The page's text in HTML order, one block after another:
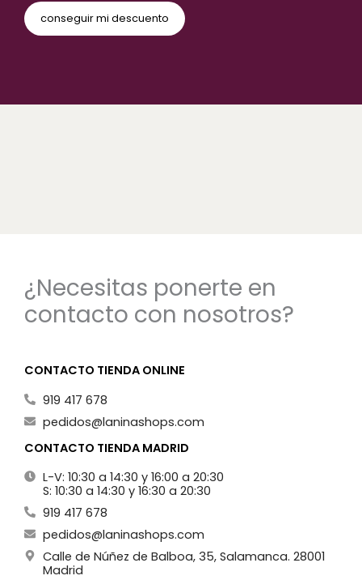
¿Necesitas ponerte en
contacto con nosotros?
CONTACTO TIENDA ONLINE
919 417 678
pedidos@laninashops.com
CONTACTO TIENDA MADRID
L-V: 10:30 a 14:30 y 16:00 a 20:30
S: 10:30 a 14:30 y 16:30 a 20:30
919 417 678
pedidos@laninashops.com
Calle de Núñez de Balboa, 35, Salamanca. 28001
Madrid